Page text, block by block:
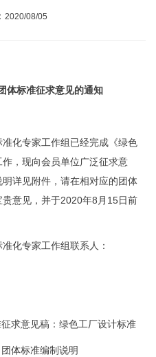
2020/08/05
体标准征求意见的通知
化专家工作组已经完成《绿色
，现向会员单位广泛征求意
详见附件，请在相对应的团体
意见，并于2020年8月15日前
化专家工作组联系人：
求意见稿：绿色工厂设计标准
体标准编制说明